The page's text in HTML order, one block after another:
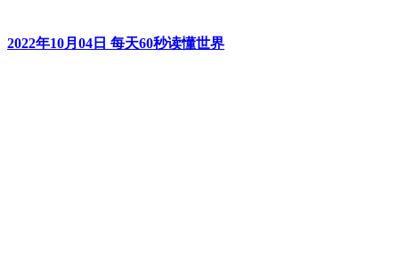
2022年10月04日 每天60秒读懂世界